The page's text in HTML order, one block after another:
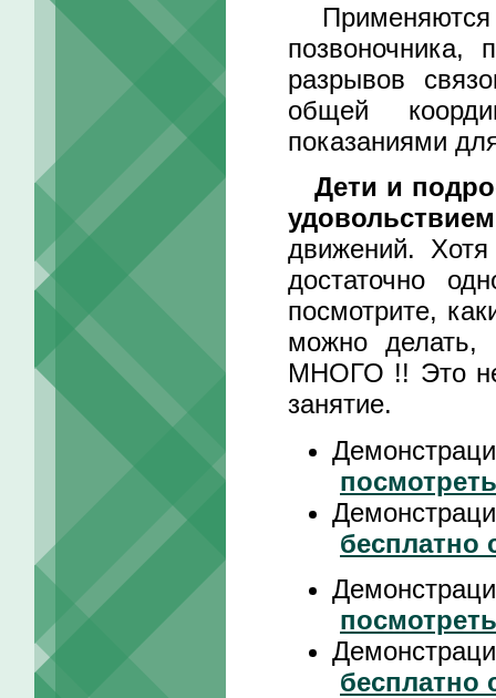
Применяются
позвоночника,
разрывов
общей
показаниями
Дети и
удовольствием
движений.
достаточно
посмотрите,
можно делать,
МНОГО !! Это не
занятие.
посмотреть
бесплатно
посмотреть
бесплатно